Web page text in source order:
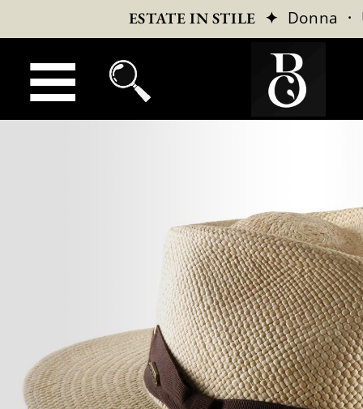
ESTATE IN STILE ✦ Donna ·